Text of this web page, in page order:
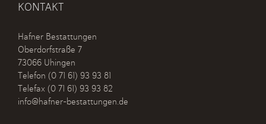
KONTAKT
Hafner Bestattungen
Oberdorfstraße 7
73066 Uhingen
Telefon (0 71 61) 93 93 81
Telefax (0 71 61) 93 93 82
info@hafner-bestattungen.de